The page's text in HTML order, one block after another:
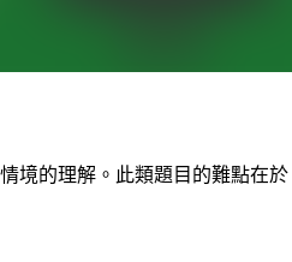
境的理解。此類題目的難點在